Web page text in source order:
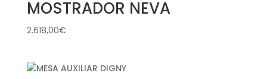
MOSTRADOR NEVA
2.618,00€